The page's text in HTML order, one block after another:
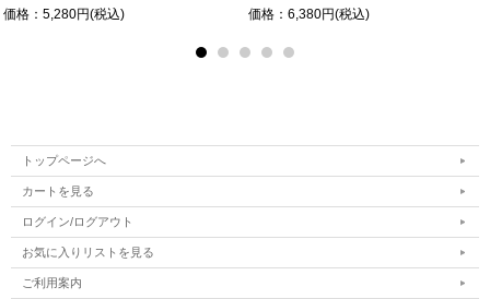
価格：5,280円(税込) 価格：6,380円(税込)
トップページへ
カートを見る
ログイン/ログアウト
お気に入りリストを見る
ご利用案内